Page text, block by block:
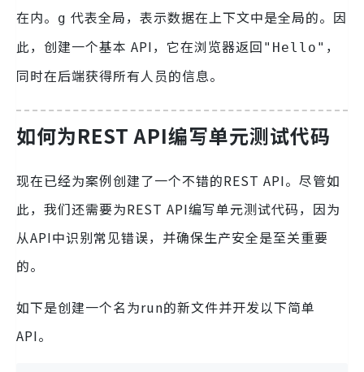
在内。
g 代表全局，表示数据在上下文中是全局的。因
此，创建一个基本 API，它在浏览器返回 "Hello" ，
同时在后端获得所有人员的信息。
如何为REST API编写单元测试代码
现在已经为案例创建了一个不错的REST API。尽管如
此，我们还需要为REST API编写单元测试代码，因为
从API中识别常见错误，并确保生产安全是至关重要
的。
如下是创建一个名为run的新文件并开发以下简单
API。